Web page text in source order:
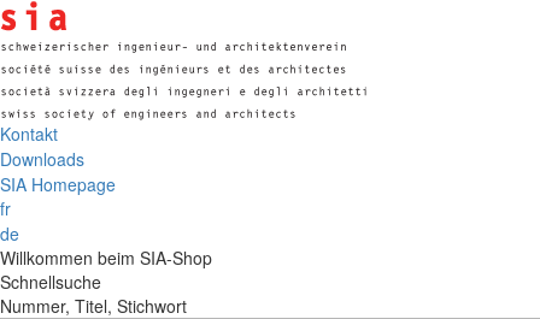
Kontakt
Downloads
SIA Homepage
fr
de
Willkommen beim SIA-Shop
Schnellsuche
Nummer, Titel, Stichwort